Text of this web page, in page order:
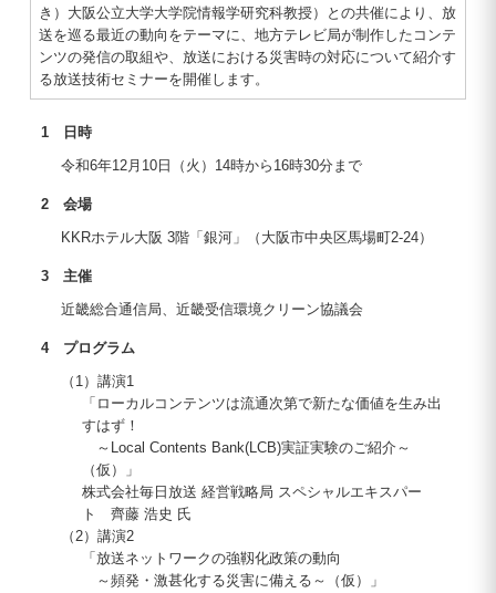
き）大阪公立大学大学院情報学研究科教授）との共催により、放
送を巡る最近の動向をテーマに、地方テレビ局が制作したコンテ
ンツの発信の取組や、放送における災害時の対応について紹介す
る放送技術セミナーを開催します。
1 日時
令和6年12月10日（火）14時から16時30分まで
2 会場
KKRホテル大阪 3階「銀河」（大阪市中央区馬場町2-24）
3 主催
近畿総合通信局、近畿受信環境クリーン協議会
4 プログラム
（1）講演1
「ローカルコンテンツは流通次第で新たな価値を生み出
すはず！
～Local Contents Bank(LCB)実証実験のご紹介～
（仮）」
株式会社毎日放送 経営戦略局 スペシャルエキスパー
ト 齊藤 浩史 氏
（2）講演2
「放送ネットワークの強靱化政策の動向
～頻発・激甚化する災害に備える～（仮）」